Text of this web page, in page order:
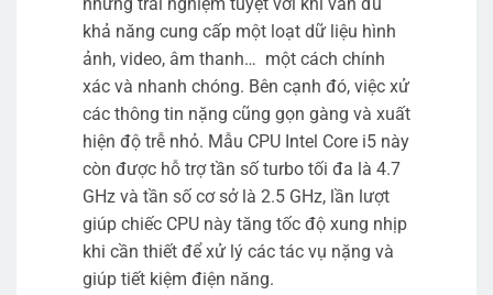
khả năng cung cấp một loạt dữ liệu hình
ảnh, video, âm thanh… một cách chính
xác và nhanh chóng. Bên cạnh đó, việc xử
các thông tin nặng cũng gọn gàng và xuất
hiện độ trễ nhỏ. Mẫu CPU Intel Core i5 này
còn được hỗ trợ tần số turbo tối đa là 4.7
GHz và tần số cơ sở là 2.5 GHz, lần lượt
giúp chiếc CPU này tăng tốc độ xung nhịp
khi cần thiết để xử lý các tác vụ nặng và
giúp tiết kiệm điện năng.